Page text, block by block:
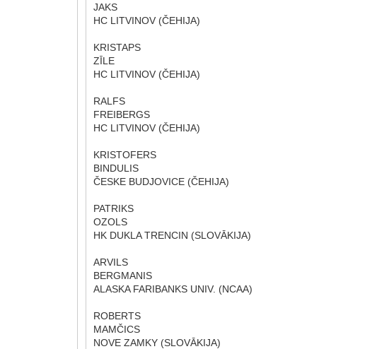
JAKS
HC LITVINOV (ČEHIJA)
KRISTAPS
ZĪLE
HC LITVINOV (ČEHIJA)
RALFS
FREIBERGS
HC LITVINOV (ČEHIJA)
KRISTOFERS
BINDULIS
ČESKE BUDJOVICE (ČEHIJA)
PATRIKS
OZOLS
HK DUKLA TRENCIN (SLOVĀKIJA)
ARVILS
BERGMANIS
ALASKA FARIBANKS UNIV. (NCAA)
ROBERTS
MAMČICS
NOVE ZAMKY (SLOVĀKIJA)